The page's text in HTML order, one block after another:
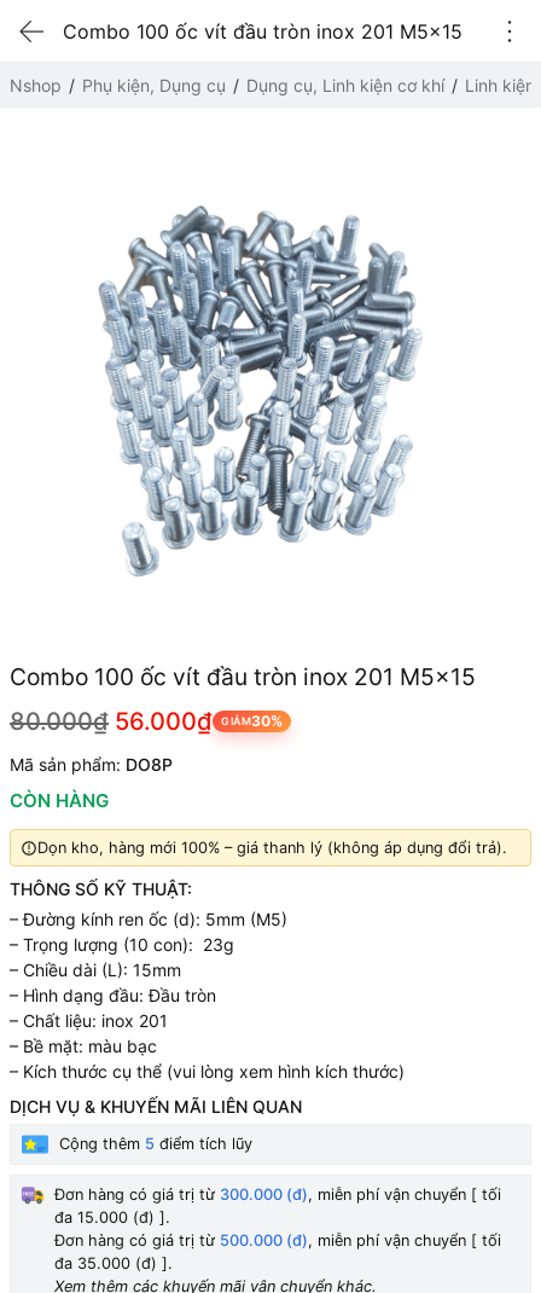
Combo 100 ốc vít đầu tròn inox 201 M5x15
Nshop Phụ kiện, Dụng cụ Dụng cụ, Linh kiện cơ khí Linh
Combo 100 ốc vít đầu tròn inox 201 M5x15
80.000₫ 56.000₫ GIẢM30%
Mã sản phẩm: DO8P
CÒN HÀNG
Dọn kho, hàng mới 100% – giá thanh lý (không áp dụng đổi trả).
THÔNG SỐ KỸ THUẬT:
– Đường kính ren ốc (d): 5mm (M5)
– Trọng lượng (10 con): 23g
– Chiều dài (L): 15mm
– Hình dạng đầu: Đầu tròn
– Chất liệu: inox 201
– Bề mặt: màu bạc
– Kích thước cụ thể (vui lòng xem hình kích thước)
DỊCH VỤ & KHUYẾN MÃI LIÊN QUAN
Cộng thêm 5 điểm tích lũy
Đơn hàng có giá trị từ 300.000 (đ), miễn phí vận chuyển [ tối
đa 15.000 (đ) ].
Đơn hàng có giá trị từ 500.000 (đ), miễn phí vận chuyển [ tối
đa 35.000 (đ) ].
Xem thêm các khuyến mãi vận chuyển khác.